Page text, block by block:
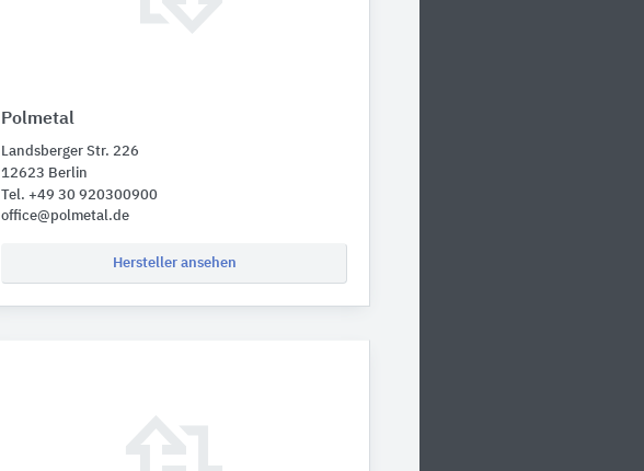
Polmetal
Landsberger Str. 226
12623 Berlin
Tel. +49 30 920300900
office@polmetal.de
Hersteller ansehen